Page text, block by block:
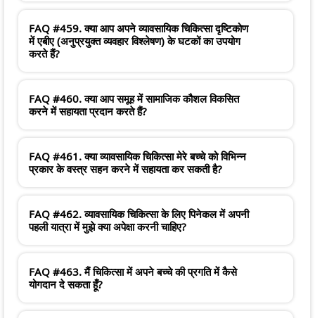
FAQ #459. क्या आप अपने व्यावसायिक चिकित्सा दृष्टिकोण
में एबीए (अनुप्रयुक्त व्यवहार विश्लेषण) के घटकों का उपयोग
करते हैं?
FAQ #460. क्या आप समूह में सामाजिक कौशल विकसित
करने में सहायता प्रदान करते हैं?
FAQ #461. क्या व्यावसायिक चिकित्सा मेरे बच्चे को विभिन्न
प्रकार के वस्त्र सहन करने में सहायता कर सकती है?
FAQ #462. व्यावसायिक चिकित्सा के लिए पिनेकल में अपनी
पहली यात्रा में मुझे क्या अपेक्षा करनी चाहिए?
FAQ #463. मैं चिकित्सा में अपने बच्चे की प्रगति में कैसे
योगदान दे सकता हूँ?